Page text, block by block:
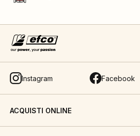
Instagram Facebook
ACQUISTI ONLINE